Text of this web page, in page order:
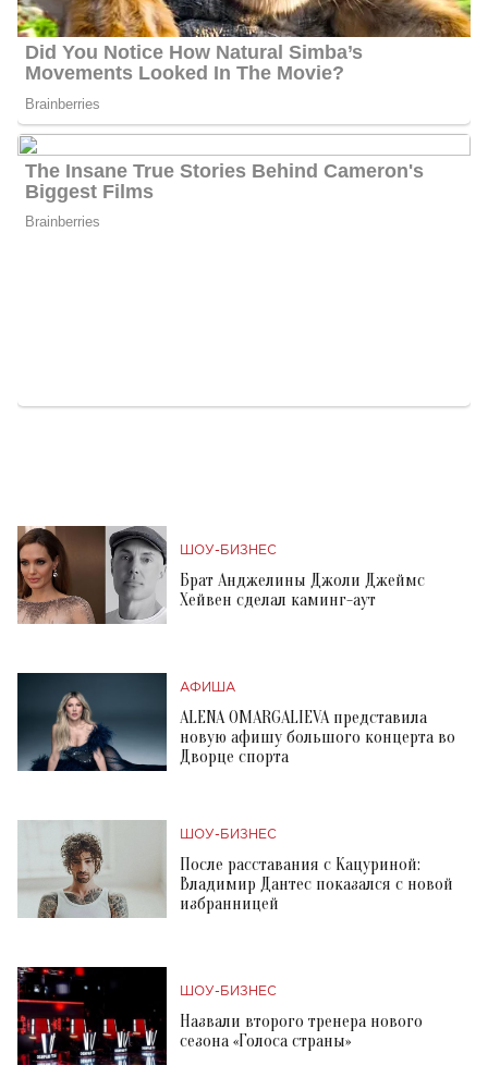
ШОУ-БИЗНЕС
Брат Анджелины Джоли Джеймс
Хейвен сделал каминг-аут
АФИША
ALENA OMARGALIEVA представила
новую афишу большого концерта во
Дворце спорта
ШОУ-БИЗНЕС
После расставания с Кацуриной:
Владимир Дантес показался с новой
избранницей
ШОУ-БИЗНЕС
Назвали второго тренера нового
сезона «Голоса страны»